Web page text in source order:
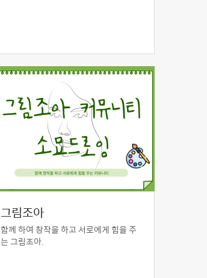
그림조아
함께 하여 창작을 하고 서로에게 힘을 주
는 그림조아.